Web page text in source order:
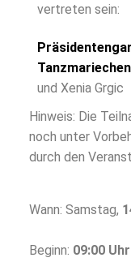
vertreten sein:
Tanzmariechen
und Xenia Grgic
Hinweis: Die
noch unter
durch den
Wann: Samstag,
Beginn: 09:00 Uhr